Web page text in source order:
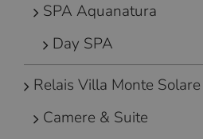
SPA Aquanatura
Day SPA
Relais Villa Monte
Camere & Suite